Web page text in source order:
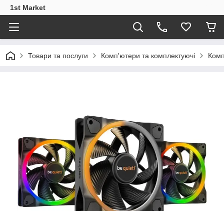
1st Market
Товари та послуги Комп'ютери та комплектуючі